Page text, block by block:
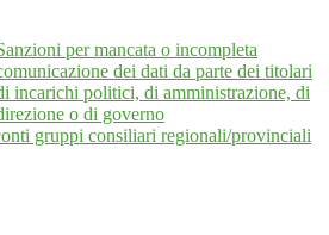
per mancata o incompleta
dei dati da parte dei titolari
incarichi politici, di amministrazione, di
o di governo
gruppi consiliari regionali/provinciali